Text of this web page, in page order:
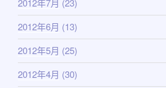
2012年7月 (23)
2012年6月 (13)
2012年5月 (25)
2012年4月 (30)